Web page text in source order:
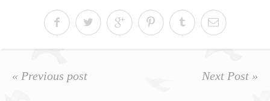
« Previous post Next Post »